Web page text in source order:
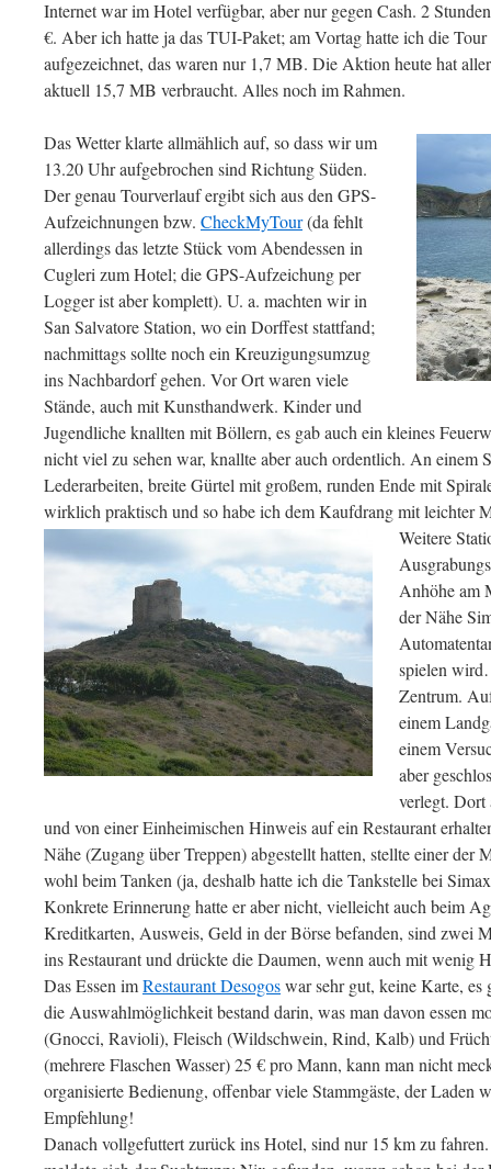
Internet war im Hotel verfügbar, aber nur gegen Cash. 2
€. Aber ich hatte ja das TUI-Paket; am Vortag hatte ich die
aufgezeichnet, das waren nur 1,7 MB. Die Aktion heute hat
aktuell 15,7 MB verbraucht. Alles noch im Rahmen.
Das Wetter klarte allmählich auf, so dass wir um
13.20 Uhr aufgebrochen sind Richtung Süden.
Der genau Tourverlauf ergibt sich aus den GPS-
Aufzeichnungen bzw. CheckMyTour(da fehlt
allerdings das letzte Stück vom Abendessen in
Cugleri zum Hotel; die GPS-Aufzeichung per
Logger ist aber komplett). U. a. machten wir in
San Salvatore Station, wo ein Dorffest stattfand;
nachmittags sollte noch ein Kreuzigungsumzug
ins Nachbardorf gehen. Vor Ort waren viele
Stände, auch mit Kunsthandwerk. Kinder und
Jugendliche knallten mit Böllern, es gab auch ein kleines
nicht viel zu sehen war, knallte aber auch ordentlich. An einem
Lederarbeiten, breite Gürtel mit großem, runden Ende mit
wirklich praktisch und so habe ich dem Kaufdrang mit leichter
Weitere
Anhöhe am
der Nähe
spielen
Zentrum.
einem
einem
aber
verlegt. Dort
und von einer Einheimischen Hinweis auf ein Restaurant
Nähe (Zugang über Treppen) abgestellt hatten, stellte einer der
wohl beim Tanken (ja, deshalb hatte ich die Tankstelle bei
Konkrete Erinnerung hatte er aber nicht, vielleicht auch beim
Kreditkarten, Ausweis, Geld in der Börse befanden, sind zwei
ins Restaurant und drückte die Daumen, wenn auch mit wenig
Das Essen imRestaurant Desogoswar sehr gut, keine Karte, es
die Auswahlmöglichkeit bestand darin, was man davon essen
(Gnocci, Ravioli), Fleisch (Wildschwein, Rind, Kalb) und
(mehrere Flaschen Wasser) 25 € pro Mann, kann man nicht
organisierte Bedienung, offenbar viele Stammgäste, der Laden
Empfehlung!
Danach vollgefuttert zurück ins Hotel, sind nur 15 km zu